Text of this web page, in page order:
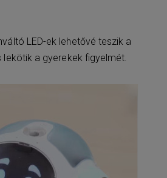
LED-ek lehetővé teszik a
a gyerekek figyelmét.